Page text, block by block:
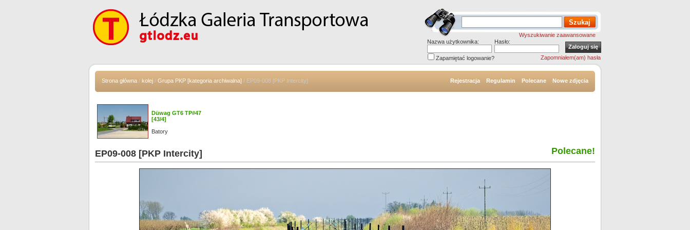
Wyszukiwanie zaawansowane
Nazwa użytkownika:
Hasło:
Zapamiętać logowanie? Zapomniałem(am) hasła
Strona główna / kolej / Grupa PKP [kategoria archiwalna] / EP09-008 [PKP Intercity] Rejestracja Regulamin Polecane Nowe zdjęcia
Düwag GT6 TP#47
[43/4]
Batory
Polecane!
EP09-008 [PKP Intercity]